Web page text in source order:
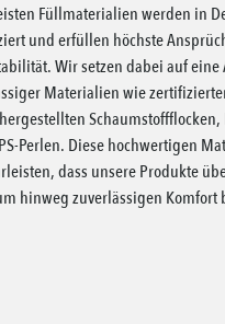
Füllmaterialien werden in
und erfüllen höchste
Wir setzen dabei auf eine
Materialien wie
Schaumstoffflocken,
Perlen. Diese hochwertigen
dass unsere Produkte
hinweg zuverlässigen Komfort